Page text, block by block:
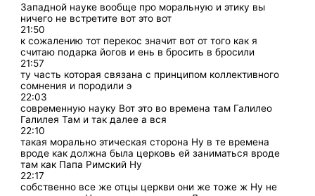
Западной науке вообще про моральную и этику вы
ничего не встретите вот это вот
21:50
к сожалению тот перекос значит вот от того как я
считаю подарка йогов и ень в бросить в бросили
21:57
ту часть которая связана с принципом коллективного
сомнения и породили э
22:03
современную науку Вот это во времена там Галилео
Галилея Там и так далее а вся
22:10
такая морально этическая сторона Ну в те времена
вроде как должна была церковь ей заниматься вроде
там как Папа Римский Ну
22:17
собственно все же отцы церкви они же тоже ж Ну не